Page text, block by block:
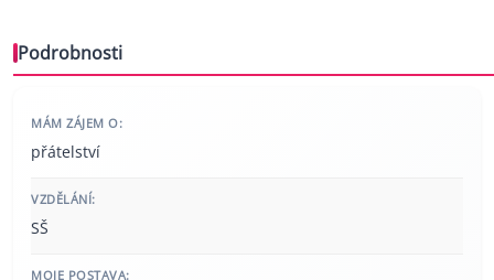
Podrobnosti
MÁM ZÁJEM O:
přátelství
VZDĚLÁNÍ:
SŠ
MOJE POSTAVA: